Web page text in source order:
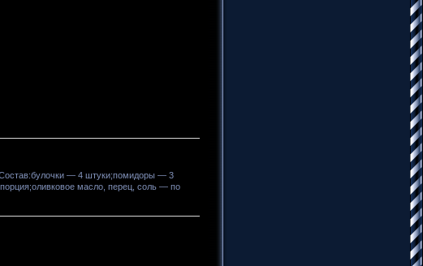
— 4 штуки;помидоры — 3
масло, перец, соль — по